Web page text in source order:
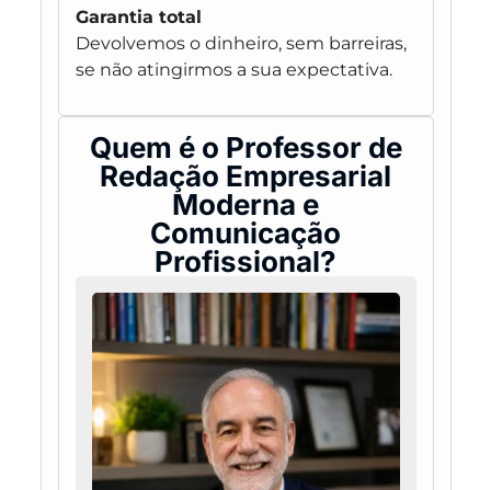
Garantia total
Devolvemos o dinheiro, sem barreiras,
se não atingirmos a sua expectativa.
Quem é o Professor de
Redação Empresarial
Moderna e
Comunicação
Profissional?